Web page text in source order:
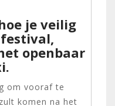
je veilig
openbaar
om vooraf te
komen na het